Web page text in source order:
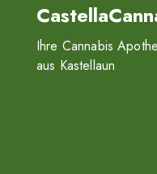
Ihre Cannabis
aus Kastellaun